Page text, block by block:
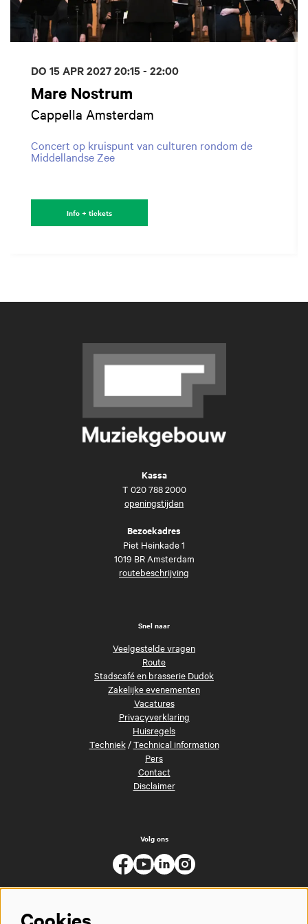
Mare Nostrum
Cappella Amsterdam
Concert op kruispunt van culturen rondom de
Middellandse Zee
DO 15 APR 202720:15 - 22:00
Info + tickets
Kassa
T 020 788 2000
openingstijden
Bezoekadres
Piet Heinkade 1
1019 BR Amsterdam
routebeschrijving
Snel naar
Veelgestelde vragen
Route
Stadscafé en brasserie Dudok
Zakelijke evenementen
Vacatures
Privacyverklaring
Huisregels
Techniek/Technical information
Pers
Contact
Disclaimer
Volg ons